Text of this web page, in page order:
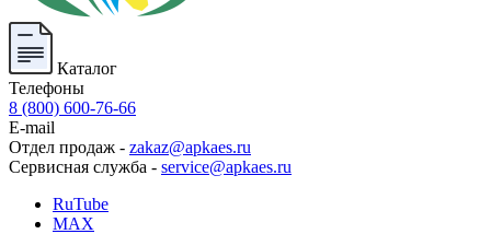
Каталог
Телефоны
8 (800) 600-76-66
E-mail
Отдел продаж - zakaz@apkaes.ru
Сервисная служба - service@apkaes.ru
RuTube
MAX